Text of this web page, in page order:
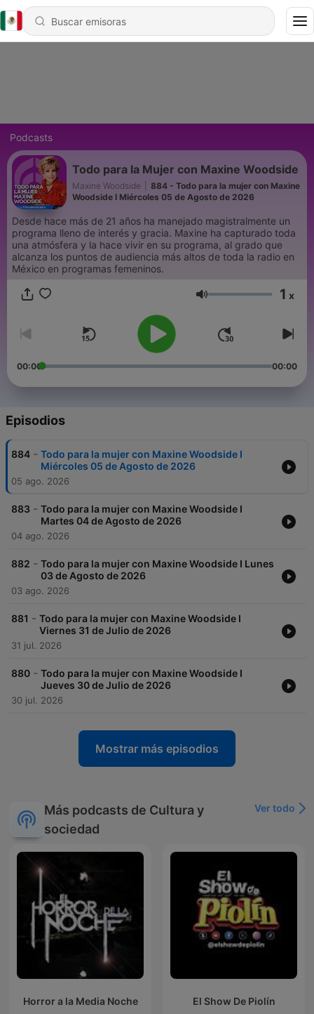
Podcasts
Todo para la Mujer con Maxine Woodside
Maxine Woodside
884 - Todo para la mujer con Maxine
Woodside I Miércoles 05 de Agosto de 2026
Desde hace más de 21 años ha manejado magistralmente un
programa lleno de interés y gracia. Maxine ha capturado toda
una atmósfera y la hace vivir en su programa, al grado que
alcanza los puntos de audiencia más altos de toda la radio en
México en programas femeninos.
Volumen 1 x
00:00 00:00
Episodios
884 - Todo para la mujer con Maxine Woodside I
Miércoles 05 de Agosto de 2026
05 ago. 2026
883 - Todo para la mujer con Maxine Woodside I
Martes 04 de Agosto de 2026
04 ago. 2026
882 - Todo para la mujer con Maxine Woodside I Lunes
03 de Agosto de 2026
03 ago. 2026
881 - Todo para la mujer con Maxine Woodside I
Viernes 31 de Julio de 2026
31 jul. 2026
880 - Todo para la mujer con Maxine Woodside I
Jueves 30 de Julio de 2026
30 jul. 2026
Mostrar más episodios
Más podcasts de Cultura y
sociedad
Ver todo
Horror a la Media Noche El Show De Piolín